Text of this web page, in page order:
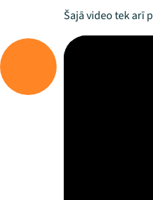
Šajā video tek arī